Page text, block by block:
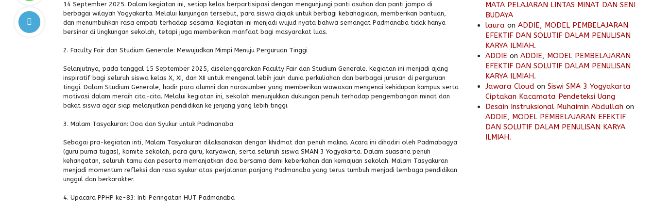
14 September 2025. Dalam kegiatan ini, setiap kelas berpartisipasi dengan mengunjungi panti asuhan dan panti jompo di
berbagai wilayah Yogyakarta. Melalui kunjungan tersebut, para siswa diajak untuk berbagi kebahagiaan, memberikan bantuan,
dan menumbuhkan rasa empati terhadap sesama. Kegiatan ini menjadi wujud nyata bahwa semangat Padmanaba tidak hanya
bersinar di lingkungan sekolah, tetapi juga memberikan manfaat bagi masyarakat luas.
2. Faculty Fair dan Studium Generale: Mewujudkan Mimpi Menuju Perguruan Tinggi
Selanjutnya, pada tanggal 15 September 2025, diselenggarakan Faculty Fair dan Studium Generale. Kegiatan ini menjadi ajang
inspiratif bagi seluruh siswa kelas X, XI, dan XII untuk mengenal lebih jauh dunia perkuliahan dan berbagai jurusan di perguruan
tinggi. Dalam Studium Generale, hadir para alumni dan narasumber yang memberikan wawasan mengenai kehidupan kampus serta
motivasi dalam meraih cita-cita. Melalui kegiatan ini, sekolah menunjukkan dukungan penuh terhadap pengembangan minat dan
bakat siswa agar siap melanjutkan pendidikan ke jenjang yang lebih tinggi.
3. Malam Tasyakuran: Doa dan Syukur untuk Padmanaba
Sebagai pra-kegiatan inti, Malam Tasyakuran dilaksanakan dengan khidmat dan penuh makna. Acara ini dihadiri oleh Padmabagya
(guru purna tugas), komite sekolah, para guru, karyawan, serta seluruh siswa SMAN 3 Yogyakarta. Dalam suasana penuh
kehangatan, seluruh tamu dan peserta memanjatkan doa bersama demi keberkahan dan kemajuan sekolah. Malam Tasyakuran
menjadi momentum refleksi dan rasa syukur atas perjalanan panjang Padmanaba yang terus tumbuh menjadi lembaga pendidikan
unggul dan berkarakter.
4. Upacara PPHP ke-83: Inti Peringatan HUT Padmanaba
MATA PELAJARAN LINTAS MINAT DAN SENI
BUDAYA
laura on ADDIE, MODEL PEMBELAJARAN
EFEKTIF DAN SOLUTIF DALAM PENULISAN
KARYA ILMIAH.
ADDIE on ADDIE, MODEL PEMBELAJARAN
EFEKTIF DAN SOLUTIF DALAM PENULISAN
KARYA ILMIAH.
Jawara Cloud on Siswi SMA 3 Yogyakarta
Ciptakan Kacamata Pendeteksi Uang
Desain Instruksional Muhaimin Abdullah on
ADDIE, MODEL PEMBELAJARAN EFEKTIF
DAN SOLUTIF DALAM PENULISAN KARYA
ILMIAH.